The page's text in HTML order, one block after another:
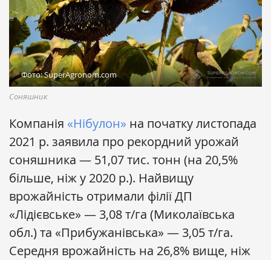
Фото: SuperAgronom.com
Соняшник
Компанія «Нібулон» на початку листопада
2021 р. заявила про рекордний урожай
соняшника — 51,07 тис. тонн (на 20,5%
більше, ніж у 2020 р.). Найвищу
врожайність отримали філії ДП
«Лідієвське» — 3,08 т/га (Миколаївська
обл.) та «Прибужанівська» — 3,05 т/га.
Середня врожайність на 26,8% вище, ніж